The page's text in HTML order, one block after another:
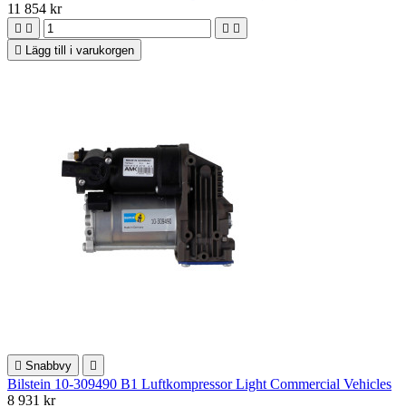
11 854 kr
   

Lägg till i varukorgen
 Snabbvy 
Bilstein 10-309490 B1 Luftkompressor Light Commercial Vehicles
8 931 kr